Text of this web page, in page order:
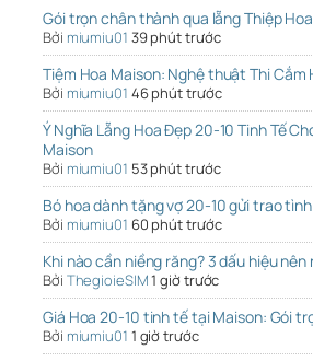
Gói trọn chân thành qua lẵng Thiệp
Bởi miumiu01 39 phút trước
Tiệm Hoa Maison: Nghệ thuật Thi
Bởi miumiu01 46 phút trước
Ý Nghĩa Lẵng Hoa Đẹp 20-10 Tinh Tế
Maison
Bởi miumiu01 53 phút trước
Bó hoa dành tặng vợ 20-10 gửi trao
Bởi miumiu01 60 phút trước
Khi nào cần niềng răng? 3 dấu hiệu
Bởi ThegioieSIM1 giờ trước
Giá Hoa 20-10 tinh tế tại Maison: Gói
Bởi miumiu01 1 giờ trước